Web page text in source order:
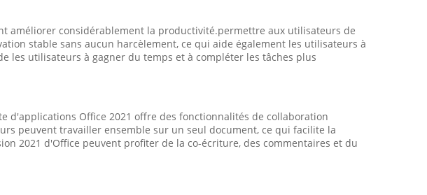
améliorer considérablement la productivité.permettre aux utilisateurs de
stable sans aucun harcèlement, ce qui aide également les utilisateurs à
les utilisateurs à gagner du temps et à compléter les tâches plus
d'applications Office 2021 offre des fonctionnalités de collaboration
peuvent travailler ensemble sur un seul document, ce qui facilite la
2021 d'Office peuvent profiter de la co-écriture, des commentaires et du